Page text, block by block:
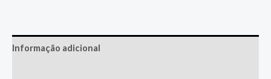
Informação adicional